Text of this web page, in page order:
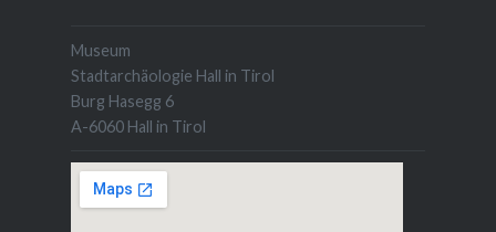
Museum
Stadtarchäologie Hall in Tirol
Burg Hasegg 6
A-6060 Hall in Tirol